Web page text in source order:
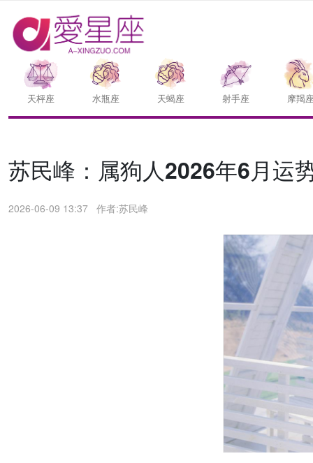
天枰座 水瓶座 天蝎座 射手座 摩羯
苏民峰：属狗人2026年6月运
2026-06-09 13:37 作者:苏民峰